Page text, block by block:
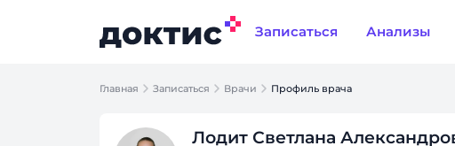
Записаться Анализы
Главная Записаться Врачи Профиль врача
Лодит Светлана